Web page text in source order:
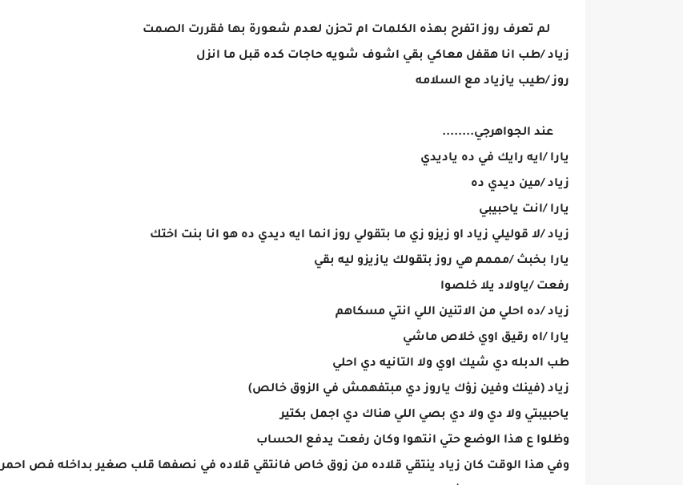
لم تعرف روز اتفرح بهذه الكلمات ام تحزن لعدم شعورة بها فقررت الصمت
زياد /طب انا هقفل معاكي بقي اشوف شويه حاجات كده قبل ما انزل
روز /طيب يازياد مع السلامه
عند الجواهرجي........
يارا /ايه رايك في ده ياديدي
زياد /مين ديدي ده
يارا /انت ياحبيبي
زياد /لا قوليلي زياد او زيزو زي ما بتقولي روز انما ايه ديدي ده هو انا بنت اختك
يارا بخبث /مممم هي روز بتقولك يازيزو ليه بقي
رفعت /ياولاد يلا خلصوا
زياد /ده احلي من الاتنين اللي انتي مسكاهم
يارا /اه رقيق اوي خلاص ماشي
طب الدبله دي شيك اوي ولا التانيه دي احلي
زياد (فينك وفين زؤك ياروز دي مبتفهمش في الزوق خالص)
ياحبيبتي ولا دي ولا دي بصي اللي هناك دي اجمل بكتير
وظلوا ع هذا الوضع حتي انتهوا وكان رفعت يدفع الحساب
وفي هذا الوقت كان زياد ينتقي قلاده من زوق خاص فانتقي قلاده في نصفها قلب صغير بداخله فص احمر